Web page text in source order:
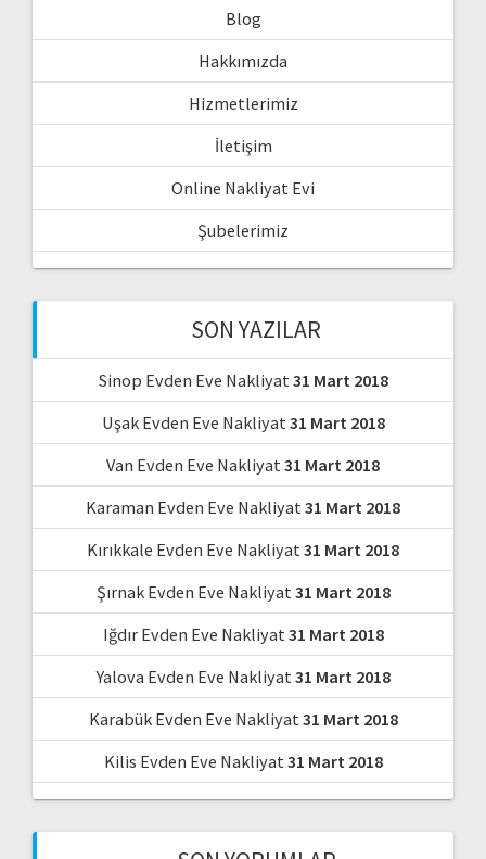
Blog
Hakkımızda
Hizmetlerimiz
İletişim
Online Nakliyat Evi
Şubelerimiz
SON YAZILAR
Sinop Evden Eve Nakliyat31 Mart 2018
Uşak Evden Eve Nakliyat31 Mart 2018
Van Evden Eve Nakliyat31 Mart 2018
Karaman Evden Eve Nakliyat31 Mart 2018
Kırıkkale Evden Eve Nakliyat31 Mart 2018
Şırnak Evden Eve Nakliyat31 Mart 2018
Iğdır Evden Eve Nakliyat31 Mart 2018
Yalova Evden Eve Nakliyat31 Mart 2018
Karabük Evden Eve Nakliyat31 Mart 2018
Kilis Evden Eve Nakliyat31 Mart 2018